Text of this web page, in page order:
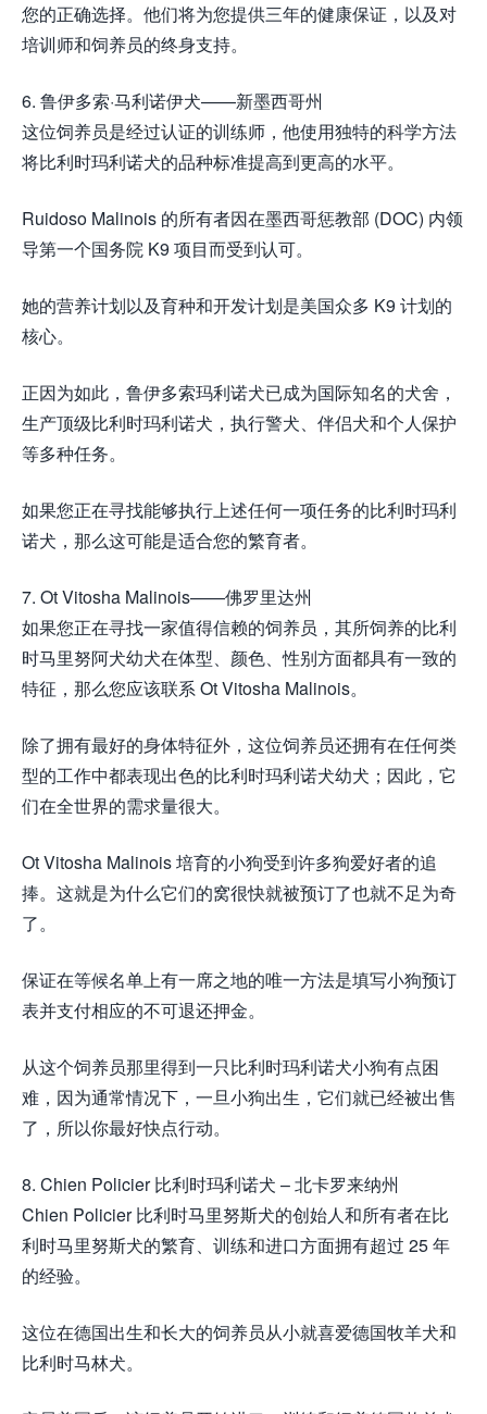
您的正确选择。他们将为您提供三年的健康保证，以及对
培训师和饲养员的终身支持。
6. 鲁伊多索·马利诺伊犬——新墨西哥州
这位饲养员是经过认证的训练师，他使用独特的科学方法
将比利时玛利诺犬的品种标准提高到更高的水平。
Ruidoso Malinois 的所有者因在墨西哥惩教部 (DOC) 内领
导第一个国务院 K9 项目而受到认可。
她的营养计划以及育种和开发计划是美国众多 K9 计划的
核心。
正因为如此，鲁伊多索玛利诺犬已成为国际知名的犬舍，
生产顶级比利时玛利诺犬，执行警犬、伴侣犬和个人保护
等多种任务。
如果您正在寻找能够执行上述任何一项任务的比利时玛利
诺犬，那么这可能是适合您的繁育者。
7. Ot Vitosha Malinois——佛罗里达州
如果您正在寻找一家值得信赖的饲养员，其所饲养的比利
时马里努阿犬幼犬在体型、颜色、性别方面都具有一致的
特征，那么您应该联系 Ot Vitosha Malinois。
除了拥有最好的身体特征外，这位饲养员还拥有在任何类
型的工作中都表现出色的比利时玛利诺犬幼犬；因此，它
们在全世界的需求量很大。
Ot Vitosha Malinois 培育的小狗受到许多狗爱好者的追
捧。这就是为什么它们的窝很快就被预订了也就不足为奇
了。
保证在等候名单上有一席之地的唯一方法是填写小狗预订
表并支付相应的不可退还押金。
从这个饲养员那里得到一只比利时玛利诺犬小狗有点困
难，因为通常情况下，一旦小狗出生，它们就已经被出售
了，所以你最好快点行动。
8. Chien Policier 比利时玛利诺犬 – 北卡罗来纳州
Chien Policier 比利时马里努斯犬的创始人和所有者在比
利时马里努斯犬的繁育、训练和进口方面拥有超过 25 年
的经验。
这位在德国出生和长大的饲养员从小就喜爱德国牧羊犬和
比利时马林犬。